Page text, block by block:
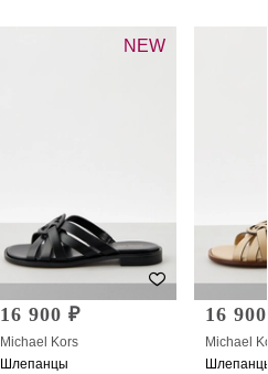
NEW
16 900 ₽
Michael Kors
Шлепанцы
16
Michael